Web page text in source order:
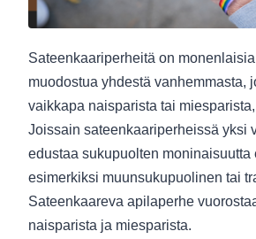
Sateenkaariperheitä on
muodostua yhdestä vanhemmasta,
vaikkapa naisparista tai
Joissain sateenkaariperheissä yksi
edustaa sukupuolten moninaisuutta
esimerkiksi muunsukupuolinen tai
Sateenkaareva apilaperhe
naisparista ja miesparista.